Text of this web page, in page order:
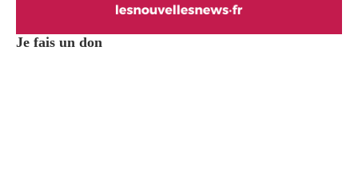
Je fais un don